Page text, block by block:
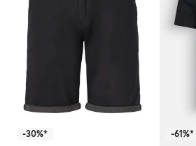
-30%* -61%*